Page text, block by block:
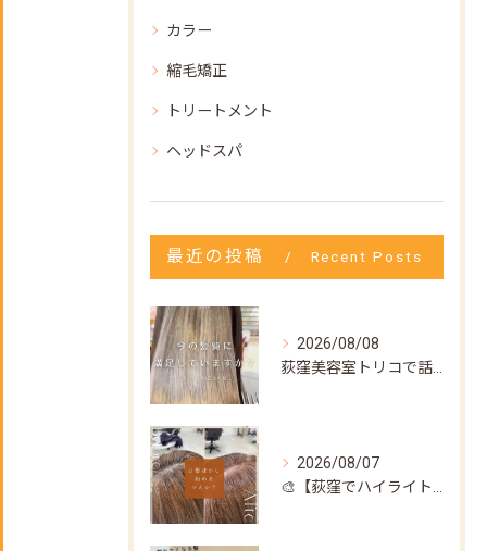
カラー
縮毛矯正
トリートメント
ヘッドスパ
最近の投稿 Recent Posts
2026/08/08
2026/08/07